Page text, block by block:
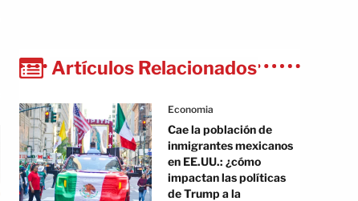
Artículos Relacionados
Economia
Cae la población de
inmigrantes mexicanos
en EE.UU.: ¿cómo
impactan las políticas
de Trump a la